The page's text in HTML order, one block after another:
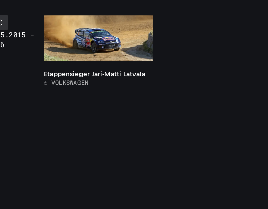
-
Etappensieger Jari-Matti Latvala
© VOLKSWAGEN